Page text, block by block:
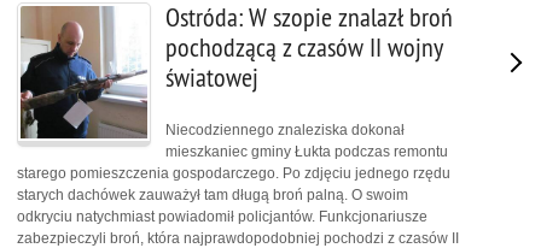
Ostróda: W szopie znalazł broń
pochodzącą z czasów II wojny
światowej
Niecodziennego znaleziska dokonał
mieszkaniec gminy Łukta podczas remontu
starego pomieszczenia gospodarczego. Po zdjęciu jednego rzędu
starych dachówek zauważył tam długą broń palną. O swoim
odkryciu natychmiast powiadomił policjantów. Funkcjonariusze
zabezpieczyli broń, która najprawdopodobniej pochodzi z czasów II